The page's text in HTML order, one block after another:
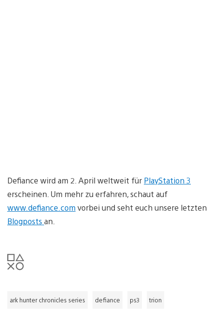
Defiance wird am 2. April weltweit für PlayStation 3
erscheinen. Um mehr zu erfahren, schaut auf
www.defiance.com vorbei und seht euch unsere letzten
Blogposts an.
ark hunter chronicles series defiance ps3 trion